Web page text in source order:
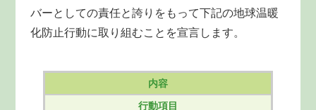
バーとしての責任と誇りをもって下記の地球温暖
化防止行動に取り組むことを宣言します。
内容
行動項目